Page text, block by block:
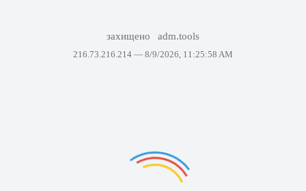
захищено adm.tools
216.73.216.214 — 8/9/2026, 11:25:58 AM